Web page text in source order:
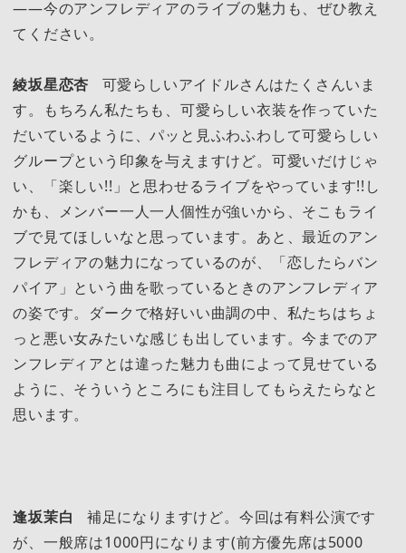
――今のアンフレディアのライブの魅力も、ぜひ教え
てください。
綾坂星恋杏 可愛らしいアイドルさんはたくさんいま
す。もちろん私たちも、可愛らしい衣装を作っていた
だいているように、パッと見ふわふわして可愛らしい
グループという印象を与えますけど。可愛いだけじゃ
い、「楽しい!!」と思わせるライブをやっています!!し
かも、メンバー一人一人個性が強いから、そこもライ
ブで見てほしいなと思っています。あと、最近のアン
フレディアの魅力になっているのが、「恋したらバン
パイア」という曲を歌っているときのアンフレディア
の姿です。ダークで格好いい曲調の中、私たちはちょ
っと悪い女みたいな感じも出しています。今までのア
ンフレディアとは違った魅力も曲によって見せている
ように、そういうところにも注目してもらえたらなと
思います。
逢坂茉白
補足になりますけど。今回は有料公演です
が、一般席は1000円になります(前方優先席は5000